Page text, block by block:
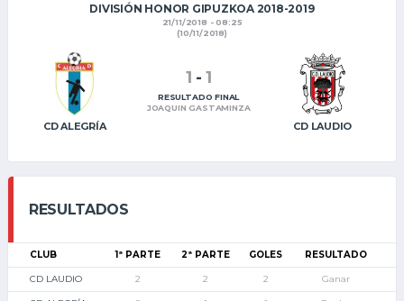
DIVISIÓN HONOR GIPUZKOA 2018-2019
21/11/2018 - 08:25
(10/11/2018)
CD ALEGRÍA CD LAUDIO
1 - 1
RESULTADO FINAL
JOAQUIN GASTAMINZA
RESULTADOS
CLUB 1ª PARTE 2ª PARTE GOLES RESULTADO
CD LAUDIO 2 2 2 Ganar